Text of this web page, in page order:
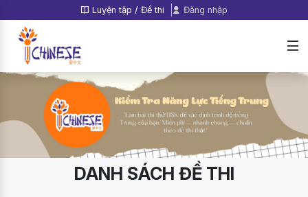
Luyện tập / Đề thi Đăng nhập
DANH SÁCH ĐỀ THI